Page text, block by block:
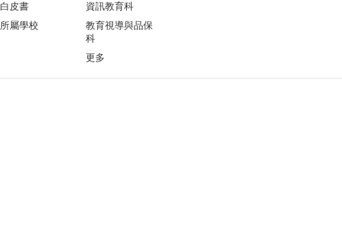
白皮書
所屬學校
資訊教育科
教育視導與品保
科
更多